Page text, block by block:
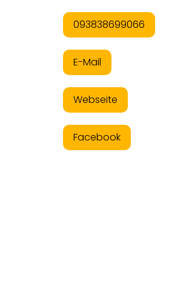
093838699066
E-Mail
Webseite
Facebook